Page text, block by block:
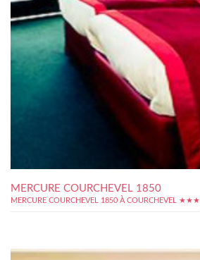
MERCURE COURCHEVEL 1850
MERCURE COURCHEVEL 1850 À COURCHEVEL ★★★